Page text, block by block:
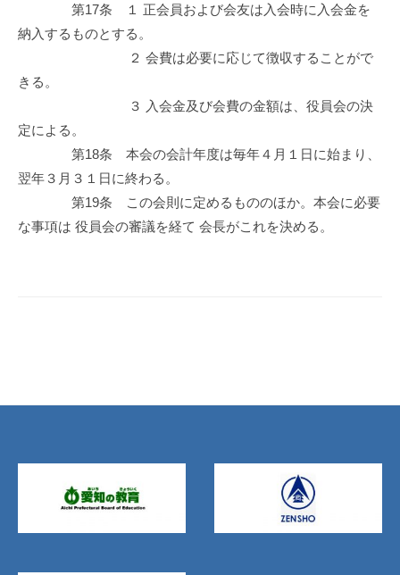
第17条 １ 正会員および会友は入会時に入会金を
納入するものとする。
２ 会費は必要に応じて徴収することがで
きる。
３ 入会金及び会費の金額は、役員会の決
定による。
第18条 本会の会計年度は毎年４月１日に始まり、
翌年３月３１日に終わる。
第19条 この会則に定めるもののほか。本会に必要
な事項は 役員会の審議を経て 会長がこれを決める。